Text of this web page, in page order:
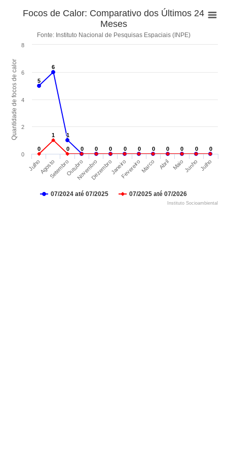
Quantidade de focos de calor
Focos de Calor: Comparativo dos Últimos 24
Meses
Fonte: Instituto Nacional de Pesquisas Espaciais (INPE)
5
5
6
6
1
1
0
0 0
0 0
0 0
0 0
0 0
0 0
0 0
0 0
0 0
0
0
0
1
1
0
0
07/2024 até 07/2025 07/2025 até 07/2026
JulhoAgostoSetembroOutubroNovembroDezembroJaneiroFevereiroMarco Abril MaioJunho Julho
0
2
4
6
8
Instituto Socioambiental